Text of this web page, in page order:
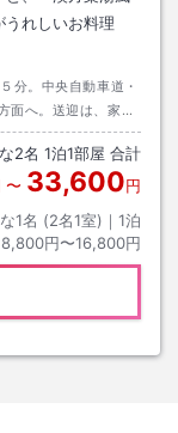
うれしいお料理
分。中央自動車道・
面へ。送迎は、家族
でご相談ください。
2名 1泊1部屋 合計
〜 33,600円
1名 (2名1室)｜ 1泊
8,800円〜16,800円